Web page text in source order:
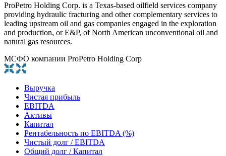
ProPetro Holding Corp. is a Texas-based oilfield services company
providing hydraulic fracturing and other complementary services to
leading upstream oil and gas companies engaged in the exploration
and production, or E&P, of North American unconventional oil and
natural gas resources.
МСФО компании ProPetro Holding Corp
Выручка
Чистая прибыль
EBITDA
Активы
Капитал
Рентабельность по EBITDA (%)
Чистый долг / EBITDA
Общий долг / Капитал